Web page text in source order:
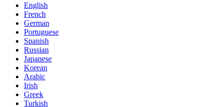
English
French
German
Portuguese
Spanish
Russian
Japanese
Korean
Arabic
Irish
Greek
Turkish